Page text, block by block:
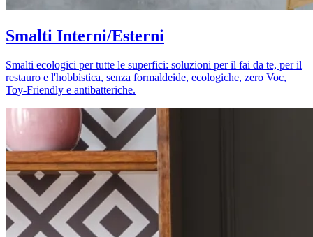
Smalti Interni/Esterni
Smalti ecologici per tutte le superfici: soluzioni per il fai da te, per il
restauro e l'hobbistica, senza formaldeide, ecologiche, zero Voc,
Toy-Friendly e antibatteriche.